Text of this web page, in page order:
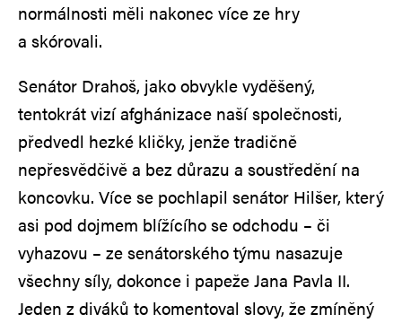
normálnosti měli nakonec více ze hry
a skórovali.
Senátor Drahoš, jako obvykle vyděšený,
tentokrát vizí afghánizace naší společnosti,
předvedl hezké kličky, jenže tradičně
nepřesvědčivě a bez důrazu a soustředění na
koncovku. Více se pochlapil senátor Hilšer, který
asi pod dojmem blížícího se odchodu – či
vyhazovu – ze senátorského týmu nasazuje
všechny síly, dokonce i papeže Jana Pavla II.
Jeden z diváků to komentoval slovy, že zmíněný